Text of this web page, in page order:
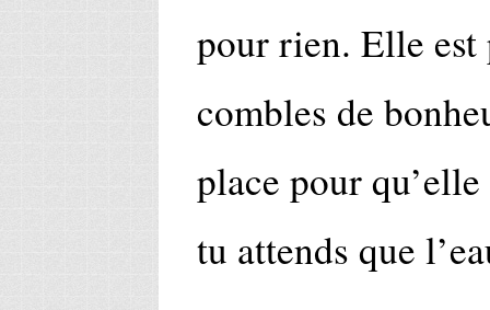
pour rien. Elle est
combles de
place pour
tu attends que